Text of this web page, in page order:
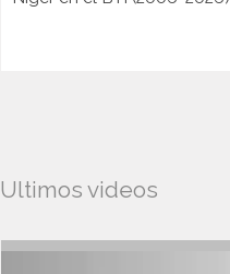
Ultimos videos